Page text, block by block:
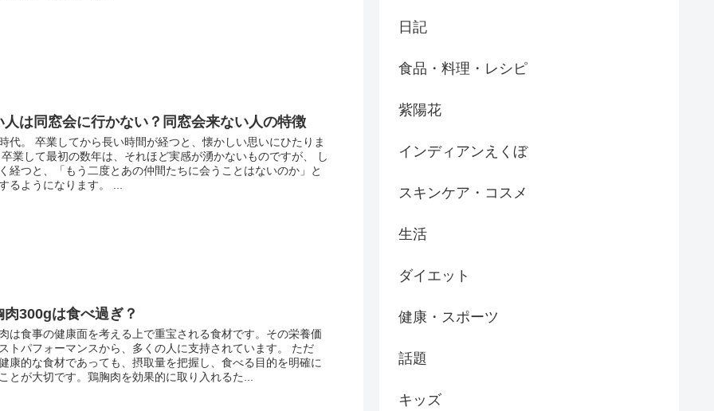
人は同窓会に行かない？同窓会来ない人の特徴
代。 卒業してから長い時間が経つと、懐かしい思いにひたりま
業して最初の数年は、それほど実感が湧かないものですが、 し
経つと、「もう二度とあの仲間たちに会うことはないのか」と
るようになります。 ...
肉300gは食べ過ぎ？
は食事の健康面を考える上で重宝される食材です。その栄養価
トパフォーマンスから、多くの人に支持されています。 ただ
康的な食材であっても、摂取量を把握し、食べる目的を明確に
とが大切です。鶏胸肉を効果的に取り入れるた...
日記
食品・料理・レシピ
紫陽花
インディアンえくぼ
スキンケア・コスメ
生活
ダイエット
健康・スポーツ
話題
キッズ